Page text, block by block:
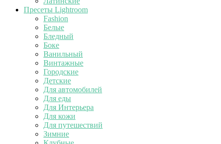
Пресеты Lightroom
Fashion
Белые
Бледный
Боке
Ванильный
Винтажные
Городские
Детские
Для автомобилей
Для еды
Для Интерьера
Для кожи
Для путешествий
Зимние